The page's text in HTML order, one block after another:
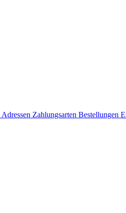
Adressen Zahlungsarten Bestellungen